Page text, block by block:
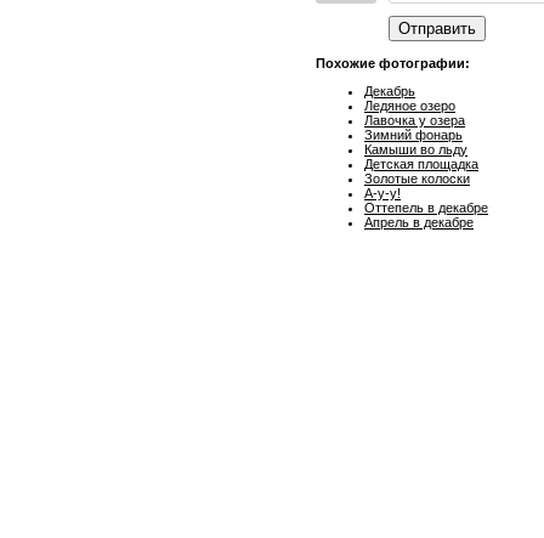
Отправить
Похожие фотографии:
Декабрь
Ледяное озеро
Лавочка у озера
Зимний фонарь
Камыши во льду
Детская площадка
Золотые колоски
А-у-у!
Оттепель в декабре
Апрель в декабре